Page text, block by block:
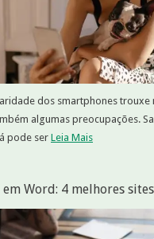
dos smartphones trouxe
algumas preocupações.
pode ser Leia Mais
em Word: 4 melhores sites